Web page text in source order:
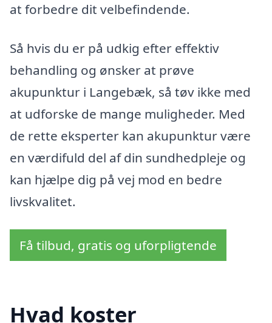
at forbedre dit velbefindende.
Så hvis du er på udkig efter effektiv
behandling og ønsker at prøve
akupunktur i Langebæk, så tøv ikke med
at udforske de mange muligheder. Med
de rette eksperter kan akupunktur være
en værdifuld del af din sundhedpleje og
kan hjælpe dig på vej mod en bedre
livskvalitet.
Få tilbud, gratis og uforpligtende
Hvad koster